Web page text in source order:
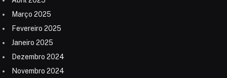
Março 2025
Fevereiro 2025
Janeiro 2025
Dezembro 2024
Novembro 2024